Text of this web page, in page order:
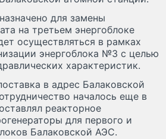
для замены
на третьем энергоблоке
осуществляться в рамках
энергоблока №3 с целью
характеристик.
в адрес Балаковской
началось еще в
реакторное
для первого и
Балаковской АЭС.